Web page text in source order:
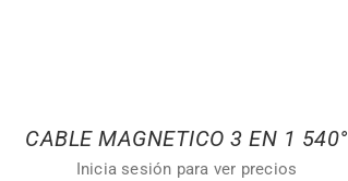
CABLE MAGNETICO 3 EN 1 540°
Inicia sesión para ver precios